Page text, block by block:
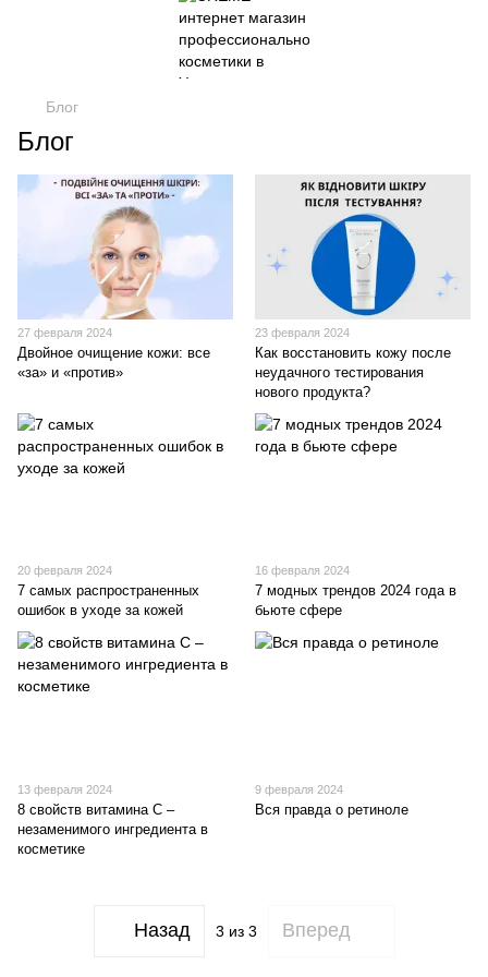
Блог
Блог
27 февраля 2024
Двойное очищение кожи: все
«за» и «против»
23 февраля 2024
Как восстановить кожу после
неудачного тестирования
нового продукта?
20 февраля 2024
7 самых распространенных
ошибок в уходе за кожей
16 февраля 2024
7 модных трендов 2024 года в
бьюте сфере
13 февраля 2024
8 свойств витамина С –
незаменимого ингредиента в
косметике
9 февраля 2024
Вся правда о ретиноле
Назад 3 из 3 Вперед